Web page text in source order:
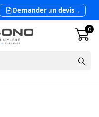
Demander un devis→
0